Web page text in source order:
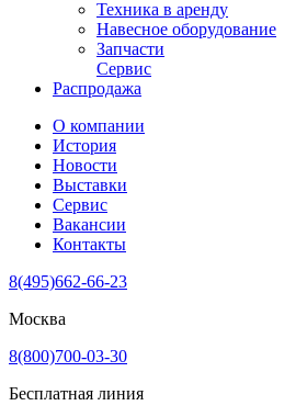
Техника в аренду
Навесное оборудование
Запчасти
Сервис
Распродажа
О компании
История
Новости
Выставки
Сервис
Вакансии
Контакты
8(495)662-66-23
Москва
8(800)700-03-30
Бесплатная линия